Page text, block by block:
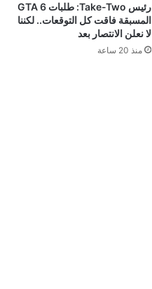
رئيس Take-Two: طلبات GTA 6
المسبقة فاقت كل التوقعات.. لكننا
لا نعلن الانتصار بعد
منذ 20 ساعة